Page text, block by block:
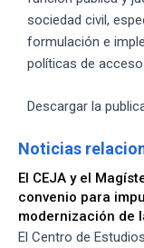
sociedad civil,
formulación e
políticas de
Descargar la
Noticias
El CEJA y el
convenio para
modernización de
El Centro de